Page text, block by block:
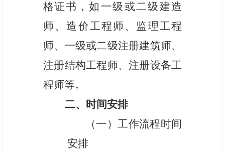
格证书，如一级或二级建造
师、造价工程师、监理工程
师、一级或二级注册建筑师、
注册结构工程师、注册设备工
程师等。
二、时间安排
（一）工作流程时间
安排